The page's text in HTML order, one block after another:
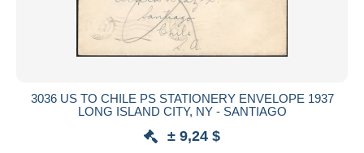
3036 US TO CHILE PS STATIONERY ENVELOPE 1937
LONG ISLAND CITY, NY - SANTIAGO
± 9,24 $